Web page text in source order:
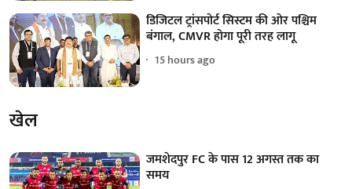
डिजिटल ट्रांसपोर्ट सिस्टम की ओर पश्चिम
बंगाल, CMVR होगा पूरी तरह लागू
15 hours ago
खेल
जमशेदपुर FC के पास 12 अगस्त तक का
समय